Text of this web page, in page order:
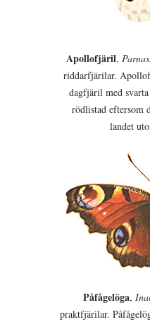
Apollofjäril,
riddarfjärilar.
dagfjäril med
rödlistad eftersom
landet
Påfågelöga,
praktfjärilar.